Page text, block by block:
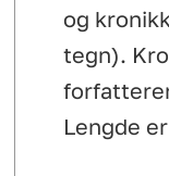
og
tegn).
Lengde